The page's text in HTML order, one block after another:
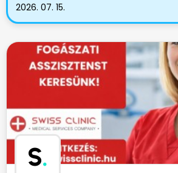
2026. 07. 15.
S.